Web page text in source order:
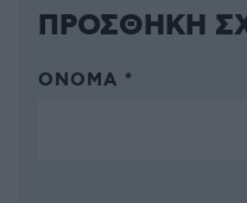
ΠΡΟΣΘΗΚΗ
ΌΝΟΜΑ *